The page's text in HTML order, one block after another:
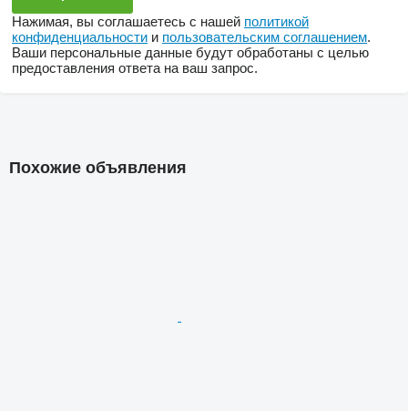
Нажимая, вы соглашаетесь с нашей политикой
конфиденциальности и пользовательским соглашением.
Ваши персональные данные будут обработаны с целью
предоставления ответа на ваш запрос.
Похожие объявления